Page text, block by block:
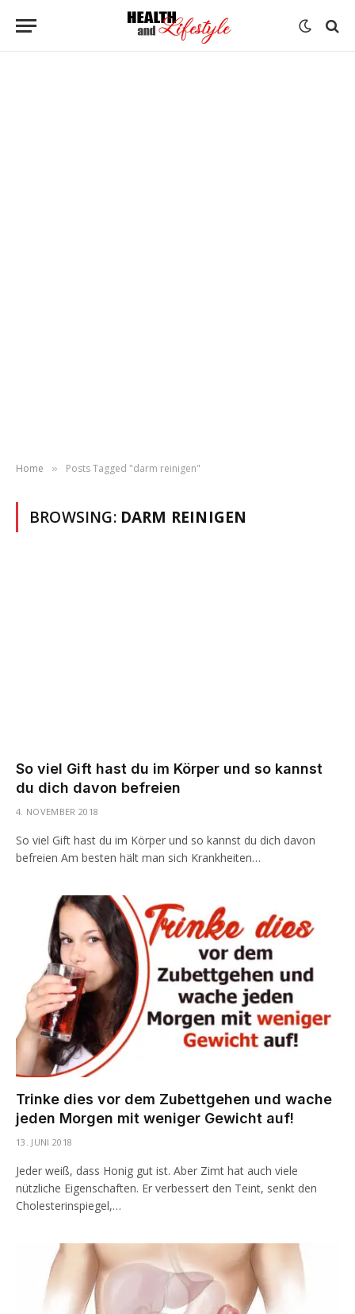
Home » Posts Tagged "darm reinigen"
BROWSING: DARM REINIGEN
So viel Gift hast du im Körper und so kannst
du dich davon befreien
4. NOVEMBER 2018
So viel Gift hast du im Körper und so kannst du dich davon
befreien Am besten hält man sich Krankheiten…
Trinke dies vor dem Zubettgehen und wache
jeden Morgen mit weniger Gewicht auf!
13. JUNI 2018
Jeder weiß, dass Honig gut ist. Aber Zimt hat auch viele
nützliche Eigenschaften. Er verbessert den Teint, senkt den
Cholesterinspiegel,…